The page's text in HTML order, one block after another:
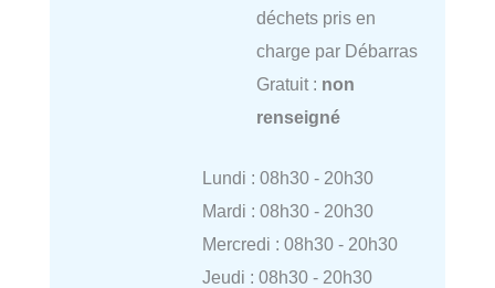
déchets pris en
charge par Débarras
Gratuit : non
renseigné
Lundi : 08h30 - 20h30
Mardi : 08h30 - 20h30
Mercredi : 08h30 - 20h30
Jeudi : 08h30 - 20h30